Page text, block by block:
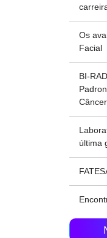
Os
Facial
BI-
última